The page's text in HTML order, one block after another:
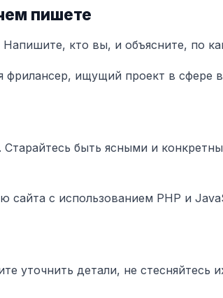
пишете
кто вы, и объясните, по
ищущий проект в сфере
быть ясными и
сайта с использованием PHP и
уточнить детали, не